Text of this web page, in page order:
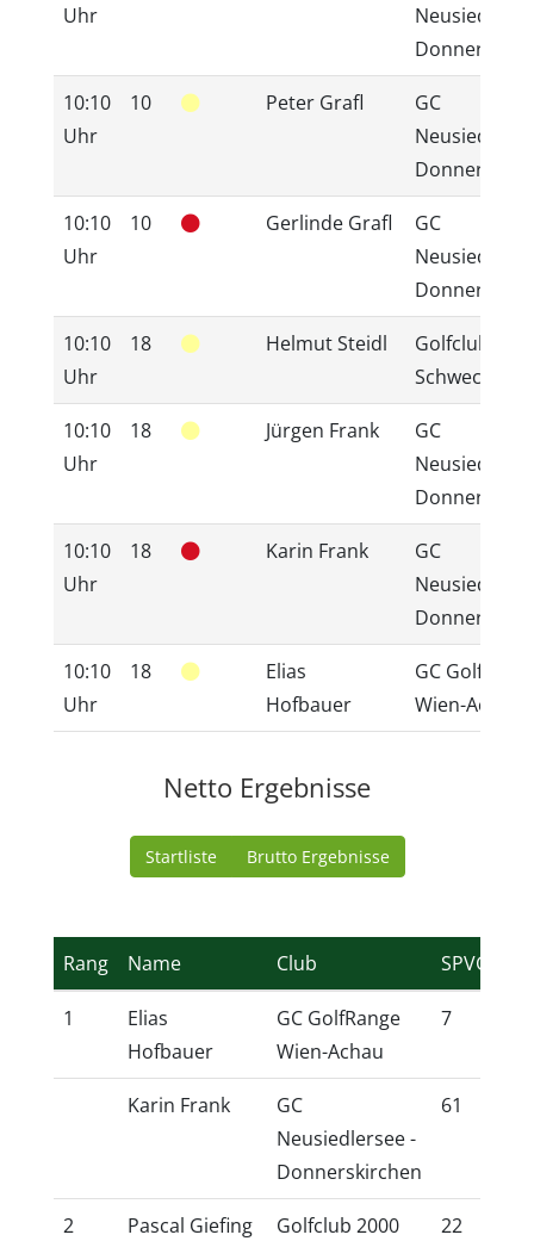
Uhr
10:10
Uhr
10 Peter Grafl
GC
10:10
Uhr
10 Gerlinde Grafl
GC
10:10
Uhr
18 Helmut Steidl
Golfclub
Schwechat
10:10
Uhr
18 Jürgen Frank
GC
10:10
Uhr
18 Karin Frank
GC
10:10
Uhr
18
Elias
Hofbauer
GC
Wien-Achau
Netto Ergebnisse
Startliste Brutto Ergebnisse
Rang Name Club SPVG
1
Elias
Hofbauer
GC GolfRange
Wien-Achau
7
Karin Frank
GC
Neusiedlersee -
Donnerskirchen
61
2 Pascal Giefing Golfclub 2000 22